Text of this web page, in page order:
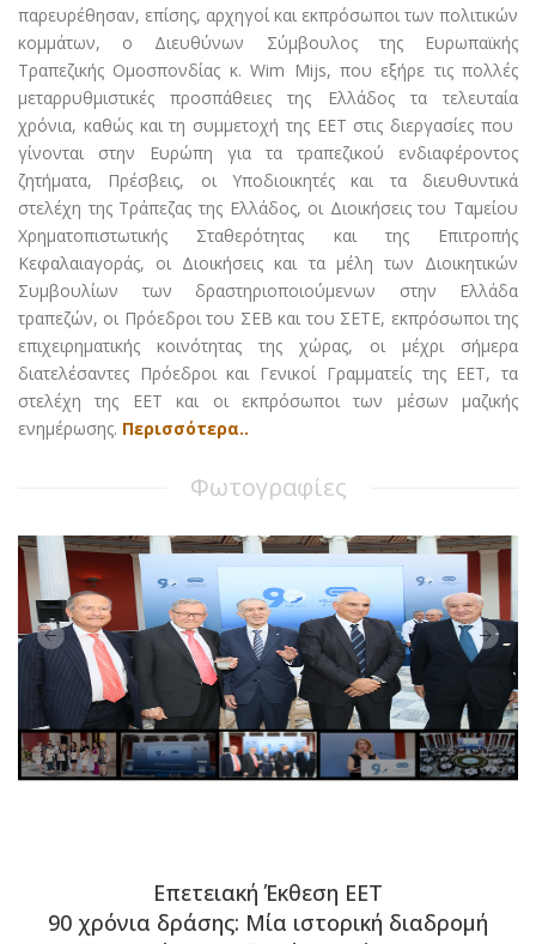
παρευρέθησαν, επίσης, αρχηγοί και εκπρόσωποι των πολιτικών
κομμάτων, ο Διευθύνων Σύμβουλος της Ευρωπαϊκής
Τραπεζικής Ομοσπονδίας κ. Wim Mijs, που εξήρε τις πολλές
μεταρρυθμιστικές προσπάθειες της Ελλάδος τα τελευταία
χρόνια, καθώς και τη συμμετοχή της ΕΕΤ στις διεργασίες που
γίνονται στην Ευρώπη για τα τραπεζικού ενδιαφέροντος
ζητήματα, Πρέσβεις, οι Υποδιοικητές και τα διευθυντικά
στελέχη της Τράπεζας της Ελλάδος, οι Διοικήσεις του Ταμείου
Χρηματοπιστωτικής Σταθερότητας και της Επιτροπής
Κεφαλαιαγοράς, οι Διοικήσεις και τα μέλη των Διοικητικών
Συμβουλίων των δραστηριοποιούμενων στην Ελλάδα
τραπεζών, οι Πρόεδροι του ΣΕΒ και του ΣΕΤΕ, εκπρόσωποι της
επιχειρηματικής κοινότητας της χώρας, οι μέχρι σήμερα
διατελέσαντες Πρόεδροι και Γενικοί Γραμματείς της ΕΕΤ, τα
στελέχη της ΕΕΤ και οι εκπρόσωποι των μέσων μαζικής
ενημέρωσης. Περισσότερα..
Φωτογραφίες
Επετειακή Έκθεση ΕΕΤ
90 χρόνια δράσης: Μία ιστορική διαδρομή